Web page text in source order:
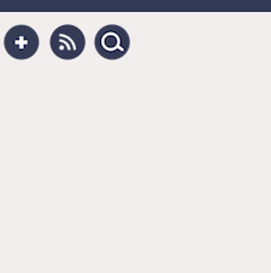
Search
for:
HellocotonGoogle +
RSS